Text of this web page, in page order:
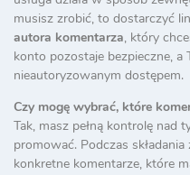
musisz zrobić, to dostarczyć
autora komentarza, który
konto pozostaje bezpieczne, a
nieautoryzowanym dostępem.
Czy mogę wybrać, które
Tak, masz pełną kontrolę nad
promować. Podczas
konkretne komentarze, które